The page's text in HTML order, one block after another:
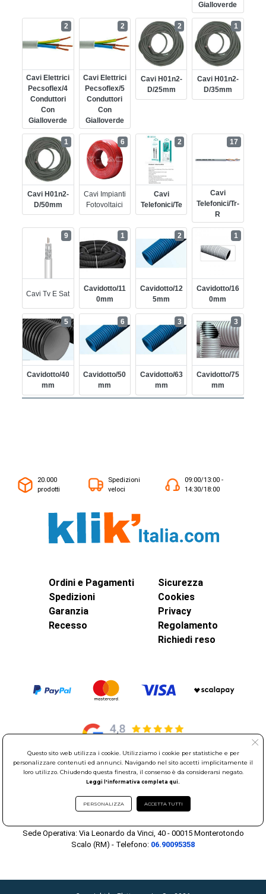
Gialloverde
Cavi Elettrici
Pecsoflex/4
Conduttori
Con
Gialloverde
2
Cavi Elettrici
Pecsoflex/5
Conduttori
Con
Gialloverde
2
Cavi H01n2-
D/25mm
2
Cavi H01n2-
D/35mm
1
Cavi H01n2-
D/50mm
1
Cavi Impianti
Fotovoltaici
6
Cavi
Telefonici/te
2
Cavi
Telefonici/tr-
R
17
Cavi Tv E Sat
9
Cavidotto/11
0mm
1
Cavidotto/12
5mm
2
Cavidotto/16
0mm
1
Cavidotto/40
Mm
5
Cavidotto/50
Mm
6
Cavidotto/63
Mm
3
Cavidotto/75
Mm
3
20.000
prodotti
Spedizioni
veloci
09:00/13:00 -
14:30/18:00
Ordini e Pagamenti
Spedizioni
Garanzia
Recesso
Sicurezza
Cookies
Privacy
Regolamento
Richiedi reso
© Elettroservice Spa - Sede Legale: Via Leonardo da Vinci, 40 -
Partita Iva: 01586761007 - Codice Fiscale: 06634500588 Capitale
Sociale 1.600.000,00 Euro i.v. Iscritto al Registro delle Imprese di
Sede Operativa: Via Leonardo da Vinci, 40 - 00015 Monterotondo
Scalo (RM) - Telefono: 06.90095358
Questo sito web utilizza i cookie. Utilizziamo i cookie per statistiche e per
personalizzare contenuti ed annunci. Navigando nel sito accetti implicitamente il
loro utilizzo. Chiudendo questa finestra, il consenso è da considerarsi negato.
Leggi l'informativa completa qui.
PERSONALIZZA ACCETTA TUTTI